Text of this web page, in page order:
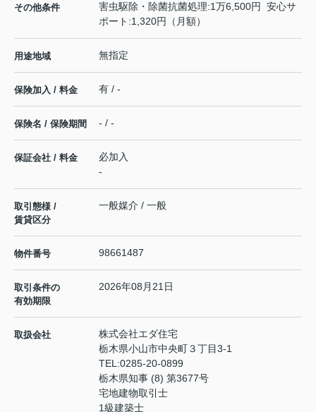
その他条件
害虫駆除・除菌抗菌処理:1万6,500円 安心サ
ポート:1,320円（月額）
用途地域 無指定
保険加入 / 料金 有 / -
保険名 / 保険期間 - / -
保証会社 / 料金
必加入
-
取引態様 /
賃貸区分
一般媒介 / 一般
物件番号 98661487
取引条件の
有効期限
2026年08月21日
取扱会社
株式会社エダ住宅
栃木県小山市中央町３丁目3-1
TEL:0285-20-0899
栃木県知事 (8) 第3677号
宅地建物取引士
1級建築士